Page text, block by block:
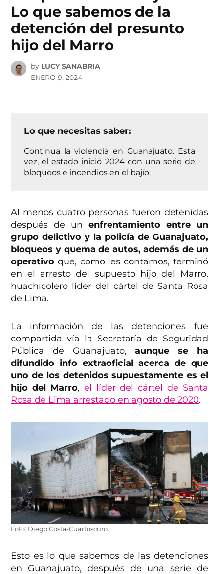
Lo que sabemos de la
detención del presunto
hijo del Marro
by LUCY SANABRIA
ENERO 9, 2024
Lo que necesitas saber:
Continua la violencia en Guanajuato. Esta
vez, el estado inició 2024 con una serie de
bloqueos e incendios en el bajío.
Al menos cuatro personas fueron detenidas
después de un enfrentamiento entre un
grupo delictivo y la policía de Guanajuato,
bloqueos y quema de autos, además de un
operativo que, como les contamos, terminó
en el arresto del supuesto hijo del Marro,
huachicolero líder del cártel de Santa Rosa
de Lima.
La información de las detenciones fue
compartida vía la Secretaría de Seguridad
Pública de Guanajuato,aunque se ha
difundido info extraoficial acerca de que
uno de los detenidos supuestamente es el
hijo del Marro, el líder del cártel de Santa
Rosa de Lima arrestado en agosto de 2020.
Foto: Diego Costa-Cuartoscuro.
Esto es lo que sabemos de las detenciones
en Guanajuato, después de una serie de